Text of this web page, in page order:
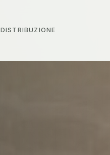
DISTRIBUZIONE